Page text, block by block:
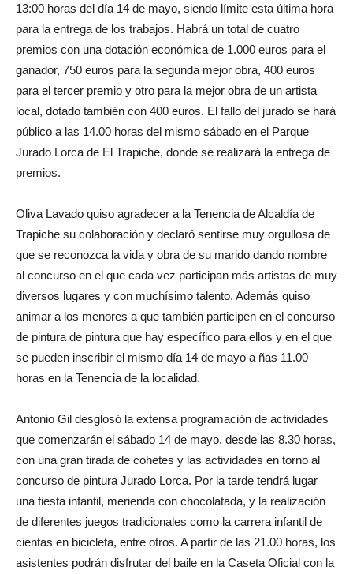
13:00 horas del día 14 de mayo, siendo límite esta última hora
para la entrega de los trabajos. Habrá un total de cuatro
premios con una dotación económica de 1.000 euros para el
ganador, 750 euros para la segunda mejor obra, 400 euros
para el tercer premio y otro para la mejor obra de un artista
local, dotado también con 400 euros. El fallo del jurado se hará
público a las 14.00 horas del mismo sábado en el Parque
Jurado Lorca de El Trapiche, donde se realizará la entrega de
premios.
Oliva Lavado quiso agradecer a la Tenencia de Alcaldía de
Trapiche su colaboración y declaró sentirse muy orgullosa de
que se reconozca la vida y obra de su marido dando nombre
al concurso en el que cada vez participan más artistas de muy
diversos lugares y con muchísimo talento. Además quiso
animar a los menores a que también participen en el concurso
de pintura de pintura que hay específico para ellos y en el que
se pueden inscribir el mismo día 14 de mayo a ñas 11.00
horas en la Tenencia de la localidad.
Antonio Gil desglosó la extensa programación de actividades
que comenzarán el sábado 14 de mayo, desde las 8.30 horas,
con una gran tirada de cohetes y las actividades en torno al
concurso de pintura Jurado Lorca. Por la tarde tendrá lugar
una fiesta infantil, merienda con chocolatada, y la realización
de diferentes juegos tradicionales como la carrera infantil de
cientas en bicicleta, entre otros. A partir de las 21.00 horas, los
asistentes podrán disfrutar del baile en la Caseta Oficial con la